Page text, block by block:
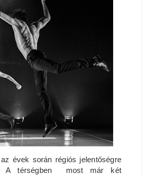
évek során régiós jelentőségre
A térségben most már két